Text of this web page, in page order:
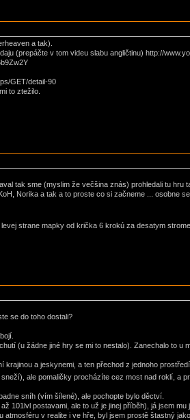
a tak).
(prepáčte v tom videu slabu angličtinu) http://
GET/detail-90
to ztežilo.
tak sme (myslim že večšina znás) prohledali tu
Norika a tak a to proste co si začneme ... osobne
strane mapky od krička 6 krokú za desatym
se do toho dostali?
(u žádne jiné hry se mi to nestalo). Zanechalo to
a jeskynemi, a ten přechod z jednoho
ale pomaličky procházíte cez most nad roklí, a
sníh (vím šílené), ale pochopte bylo děctví.
101lvl postavami, ale to už je jinej příběh), já jsem
v realite i ve hře, byl jsem prostě štastný